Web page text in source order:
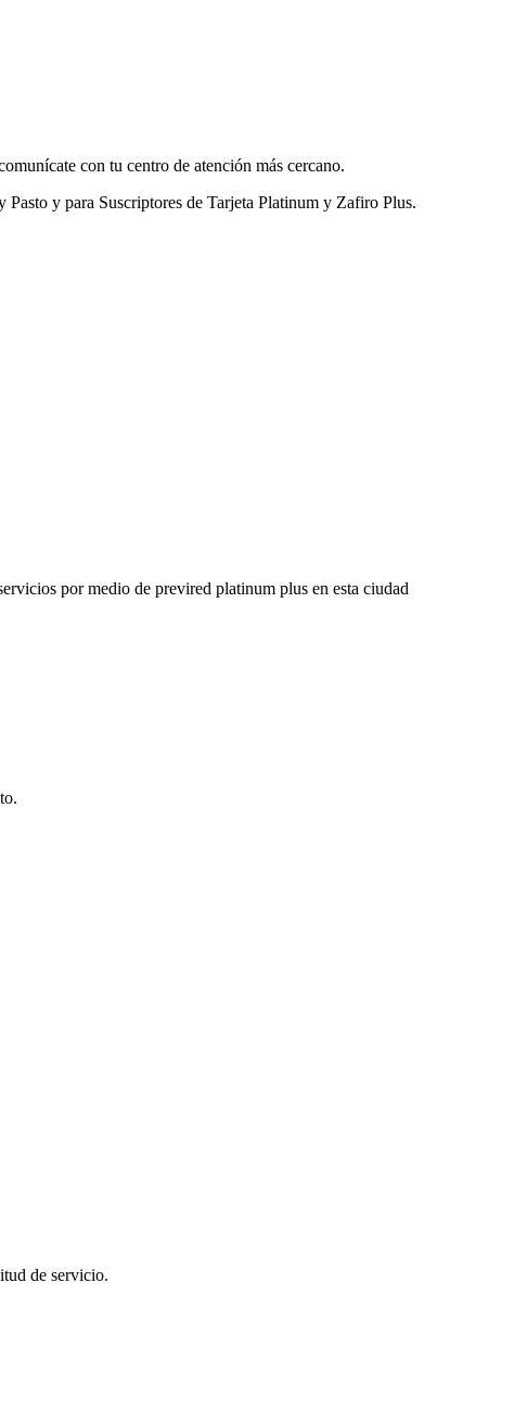
con tu centro de atención más cercano.
y para Suscriptores de Tarjeta Platinum y Zafiro Plus.
por medio de previred platinum plus en esta ciudad
de servicio.